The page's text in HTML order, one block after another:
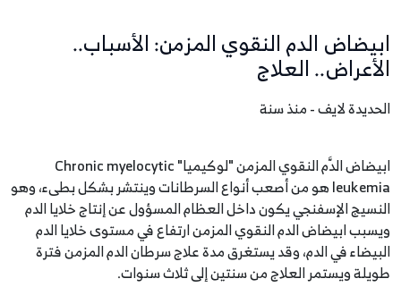
ابيضاض الدم النقوي المزمن: الأسباب..
الأعراض.. العلاج
الحديدة لايف - منذ سنة
ابيضاض الدَّم النقوي المزمن "لوكيميا" Chronic myelocytic
leukemia هو من أصعب أنواع السرطانات وينتشر بشكل بطىء، وهو
النسيج الإسفنجي يكون داخل العظام المسؤول عن إنتاج خلايا الدم
ويسبب ابيضاض الدم النقوي المزمن ارتفاع في مستوى خلايا الدم
البيضاء في الدم، وقد يستغرق مدة علاج سرطان الدم المزمن فترة
طويلة ويستمر العلاج من سنتين إلى ثلاث سنوات.